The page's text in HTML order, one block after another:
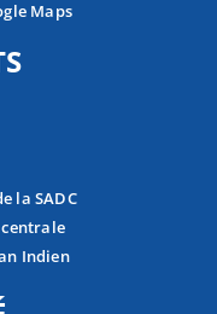
Maps
la SADC
Indien